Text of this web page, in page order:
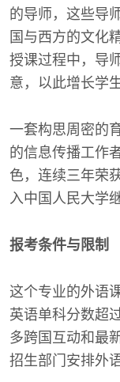
的导师，这些导
国与西方的文化
授课过程中，导
意，以此增长学
一套构思周密的
的信息传播工作
色，连续三年荣
入中国人民大学
报考条件与限制
这个专业的外语
英语单科分数超
多跨国互动和最
招生部门安排外